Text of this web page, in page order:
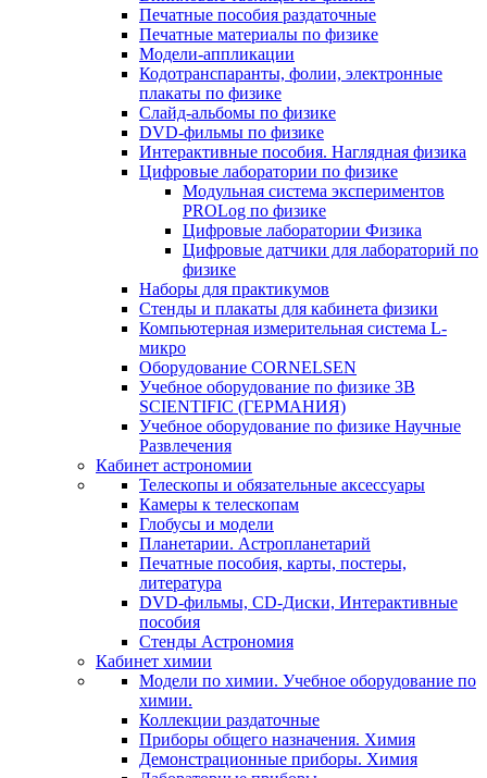
Печатные пособия раздаточные
Печатные материалы по физике
Модели-аппликации
Кодотранспаранты, фолии, электронные
плакаты по физике
Слайд-альбомы по физике
DVD-фильмы по физике
Интерактивные пособия. Наглядная физика
Цифровые лаборатории по физике
Модульная система экспериментов
PROLog по физике
Цифровые лаборатории Физика
Цифровые датчики для лабораторий по
физике
Наборы для практикумов
Стенды и плакаты для кабинета физики
Компьютерная измерительная система L-
микро
Оборудование CORNELSEN
Учебное оборудование по физике 3B
SCIENTIFIC (ГЕРМАНИЯ)
Учебное оборудование по физике Научные
Развлечения
Кабинет астрономии
Телескопы и обязательные аксессуары
Камеры к телескопам
Глобусы и модели
Планетарии. Астропланетарий
Печатные пособия, карты, постеры,
литература
DVD-фильмы, CD-Диски, Интерактивные
пособия
Стенды Астрономия
Кабинет химии
Модели по химии. Учебное оборудование по
химии.
Коллекции раздаточные
Приборы общего назначения. Химия
Демонстрационные приборы. Химия